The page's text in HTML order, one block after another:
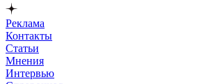
Реклама
Контакты
Статьи
Мнения
Интервью